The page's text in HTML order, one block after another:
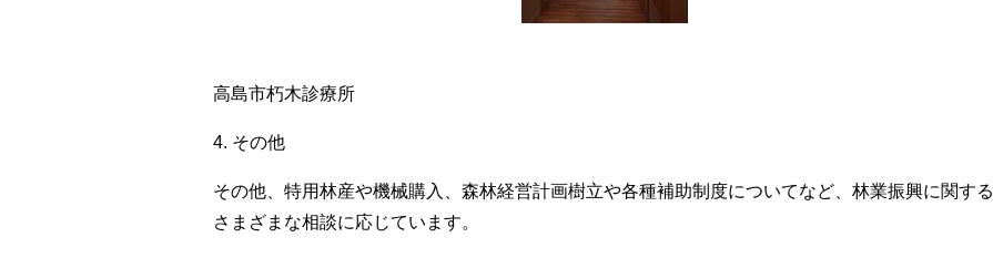
高島市朽木診療所
4. その他
その他、特用林産や機械購入、森林経営計画樹立や各種補助制度についてなど、林業振興に関する
さまざまな相談に応じています。